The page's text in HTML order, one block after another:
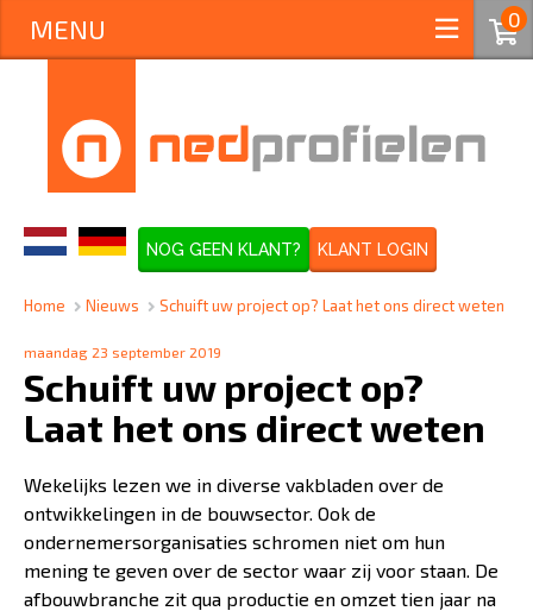
NOG GEEN KLANT? KLANT LOGIN
0
MENU
Home > Nieuws > Schuift uw project op? Laat het ons direct weten
maandag 23 september 2019
Schuift uw project op?
Laat het ons direct weten
Wekelijks lezen we in diverse vakbladen over de
ontwikkelingen in de bouwsector. Ook de
ondernemersorganisaties schromen niet om hun
mening te geven over de sector waar zij voor staan. De
afbouwbranche zit qua productie en omzet tien jaar na